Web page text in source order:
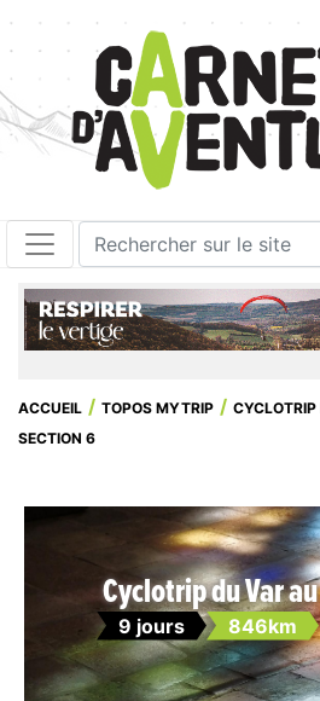
ACCUEIL TOPOS MYTRIP
SECTION 6
Cyclotrip du Var
9 jours 846km